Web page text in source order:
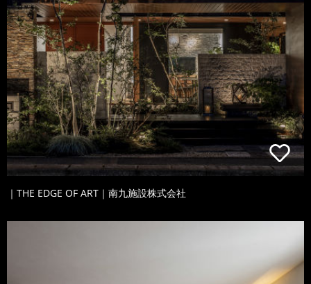
｜THE EDGE OF ART｜南九施設株式会社